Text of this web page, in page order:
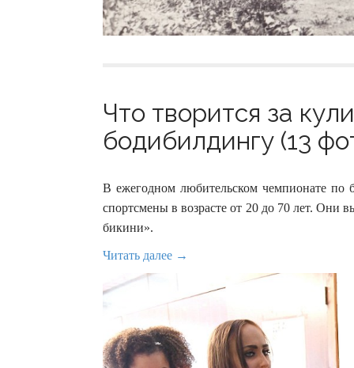
Что творится за
бодибилдингу (13
В ежегодном любительском чемпионате по
спортсмены в возрасте от 20 до 70 лет. Они
бикини».
Читать далее →